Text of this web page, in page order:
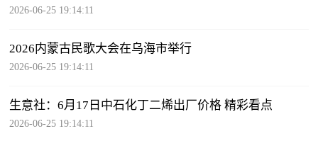
2026-06-25 19:14:11
2026内蒙古民歌大会在乌海市举行
2026-06-25 19:14:11
生意社：6月17日中石化丁二烯出厂价格 精彩看点
2026-06-25 19:14:11